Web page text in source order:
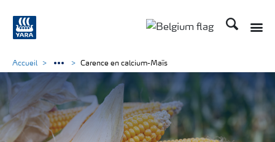
Recherche
Accueil Carence en calcium-Maïs